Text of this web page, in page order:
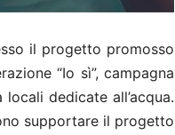
il progetto promosso
“Io sì”, campagna
dedicate all’acqua.
supportare il progetto